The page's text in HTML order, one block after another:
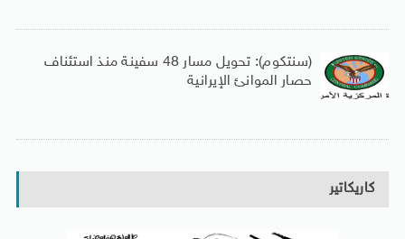
(سنتكوم): تحويل مسار 48 سفينة منذ استئناف
حصار الموانئ الإيرانية
كاريكاتير